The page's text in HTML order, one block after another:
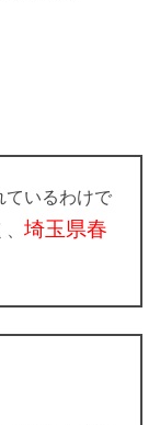
ているわけで
埼玉県春